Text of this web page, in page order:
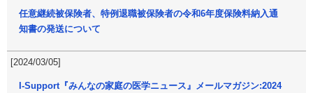
任意継続被保険者、特例退職被保険者の令和6年度保険料納入通
知書の発送について
[2024/03/05]
I-Support『みんなの家庭の医学ニュース』メールマガジン:2024